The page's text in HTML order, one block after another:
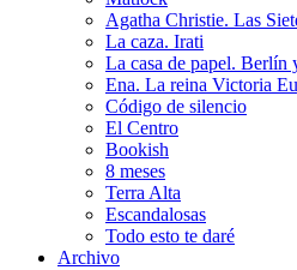
Agatha Christie. Las
La caza. Irati
La casa de papel. Berlín
Ena. La reina Victoria
Código de silencio
El Centro
Bookish
8 meses
Terra Alta
Escandalosas
Todo esto te daré
Archivo